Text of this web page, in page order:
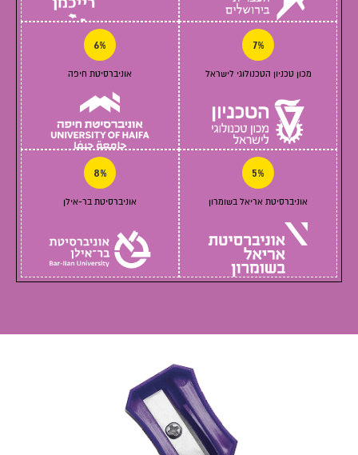
7%
מכון טכניון הטכנולוגי לישראל
6%
אוניברסיטת חיפה
5%
אוניברסיטת אריאל בשומרון
8%
אוניברסיטת בר-אילן